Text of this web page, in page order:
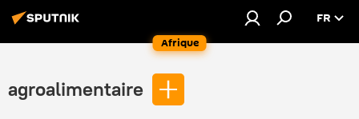
Afrique
FR
agroalimentaire